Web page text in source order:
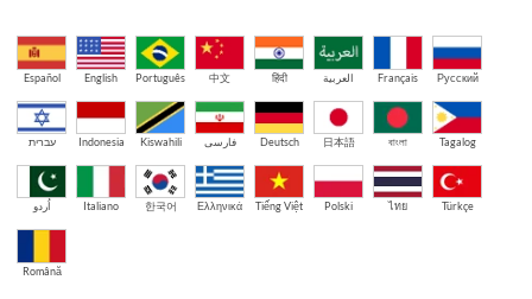
Español English Português 中文 हिंदी العربية Français Русский
עברית Indonesia Kiswahili فارسی Deutsch 日本語 বাংলা Tagalog
اُردو Italiano 한국어 Ελληνικά Tiếng Việt Polski ไทย Türkçe
Română